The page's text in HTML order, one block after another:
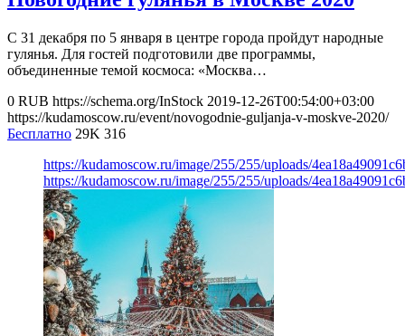
С 31 декабря по 5 января в центре города пройдут народные
гулянья. Для гостей подготовили две программы,
объединенные темой космоса: «Москва…
0 RUB https://schema.org/InStock 2019-12-26T00:54:00+03:00
https://kudamoscow.ru/event/novogodnie-guljanja-v-moskve-2020/
Бесплатно 29K 316
https://kudamoscow.ru/image/255/255/uploads/
https://kudamoscow.ru/image/255/255/uploads/